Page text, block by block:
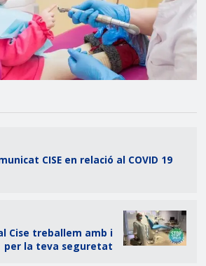
CISE en relació al COVID 19
Cise treballem amb i
per la teva seguretat